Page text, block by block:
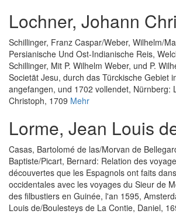
Lochner, Johann
Schillinger, Franz Caspar/Weber, Wilhelm/
Persianische Und Ost-Indianische Reis,
Schillinger, Mit P. Wilhelm Weber, und P.
Societät Jesu, durch das Türckische Gebiet
angefangen, und 1702 vollendet, Nürnberg:
Christoph, 1709 Mehr
Lorme, Jean Louis
Casas, Bartolomé de las/Morvan de
Baptiste/Picart, Bernard: Relation des
découvertes que les Espagnols ont faits
occidentales avec les voyages du Sieur de
des filbustiers en Guinée, l'an 1595,
Louis de/Boulesteys de La Contie, Daniel,